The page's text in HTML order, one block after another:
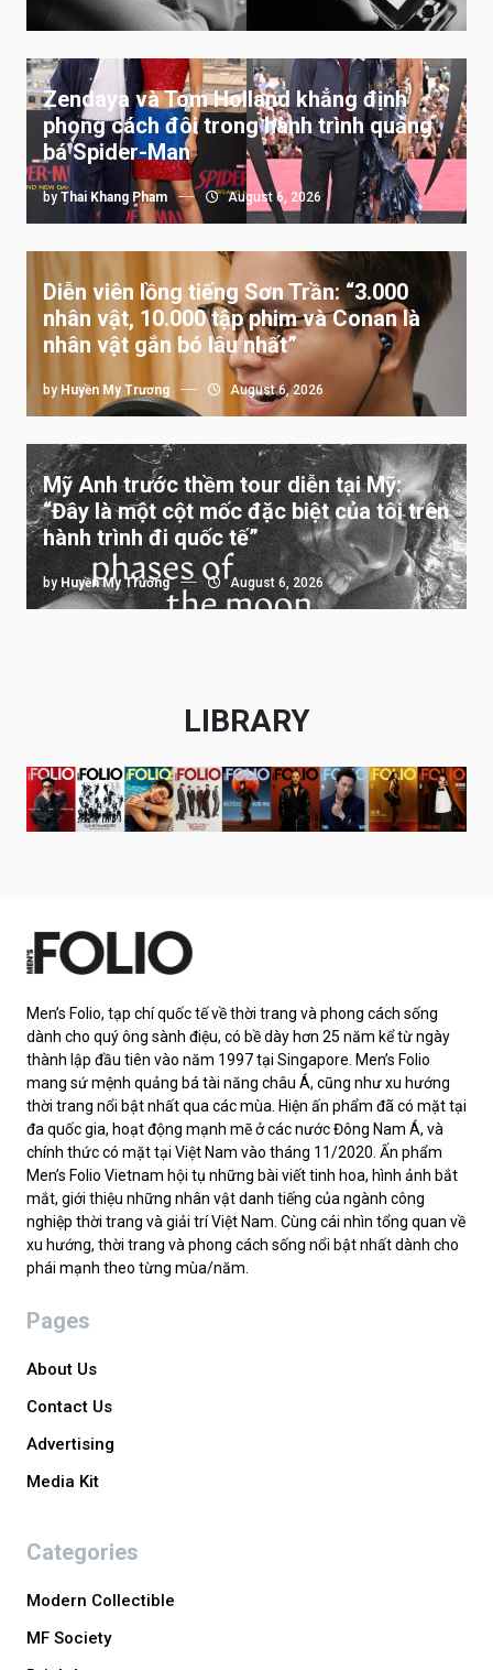
Zendaya và Tom Holland khẳng định
phong cách đôi trong hành trình quảng
bá Spider-Man
by Thai Khang Pham August 6, 2026
Diễn viên lồng tiếng Sơn Trần: “3.000
nhân vật, 10.000 tập phim và Conan là
nhân vật gắn bó lâu nhất”
by Huyền My Trương August 6, 2026
Mỹ Anh trước thềm tour diễn tại Mỹ:
“Đây là một cột mốc đặc biệt của tôi trên
hành trình đi quốc tế”
by Huyền My Trương August 6, 2026
LIBRARY
Men’s Folio, tạp chí quốc tế về thời trang và phong cách sống
dành cho quý ông sành điệu, có bề dày hơn 25 năm kể từ ngày
thành lập đầu tiên vào năm 1997 tại Singapore. Men’s Folio
mang sứ mệnh quảng bá tài năng châu Á, cũng như xu hướng
thời trang nổi bật nhất qua các mùa. Hiện ấn phẩm đã có mặt tại
đa quốc gia, hoạt động mạnh mẽ ở các nước Đông Nam Á, và
chính thức có mặt tại Việt Nam vào tháng 11/2020. Ấn phẩm
Men’s Folio Vietnam hội tụ những bài viết tinh hoa, hình ảnh bắt
mắt, giới thiệu những nhân vật danh tiếng của ngành công
nghiệp thời trang và giải trí Việt Nam. Cùng cái nhìn tổng quan về
xu hướng, thời trang và phong cách sống nổi bật nhất dành cho
phái mạnh theo từng mùa/năm.
Pages
About Us
Contact Us
Advertising
Media Kit
Categories
Modern Collectible
MF Society